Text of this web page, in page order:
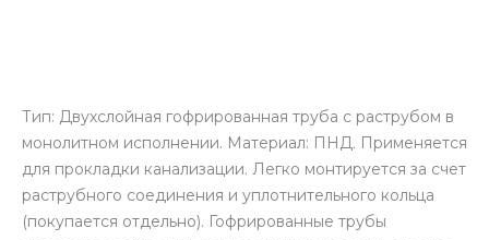
Тип: Двухслойная гофрированная труба с раструбом в
монолитном исполнении. Материал: ПНД. Применяется
для прокладки канализации. Легко монтируется за счет
раструбного соединения и уплотнительного кольца
(покупается отдельно). Гофрированные трубы